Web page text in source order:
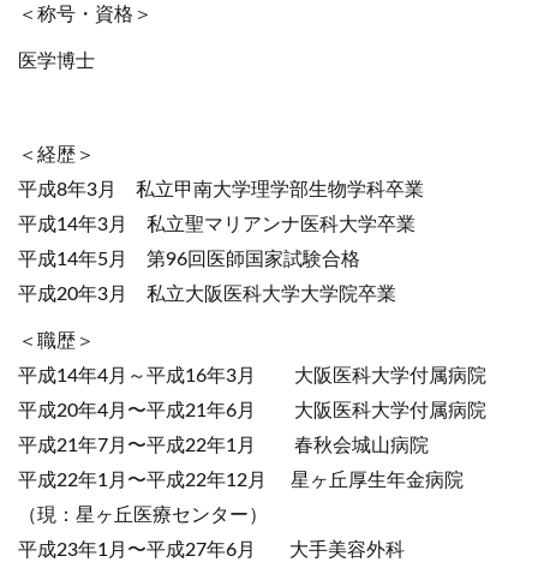
＜称号・資格＞
医学博士
＜経歴＞
平成8年3月 私立甲南大学理学部生物学科卒業
平成14年3月 私立聖マリアンナ医科大学卒業
平成14年5月 第96回医師国家試験合格
平成20年3月 私立大阪医科大学大学院卒業
＜職歴＞
平成14年4月～平成16年3月 大阪医科大学付属病院
平成20年4月〜平成21年6月 大阪医科大学付属病院
平成21年7月〜平成22年1月 春秋会城山病院
平成22年1月〜平成22年12月 星ヶ丘厚生年金病院
（現：星ヶ丘医療センター）
平成23年1月〜平成27年6月 大手美容外科